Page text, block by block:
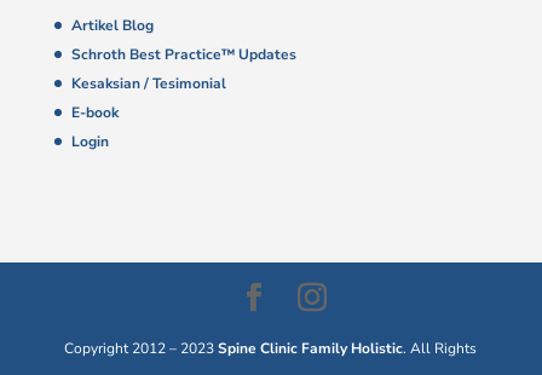
Artikel Blog
Schroth Best Practice™ Updates
Kesaksian / Tesimonial
E-book
Login
Copyright 2012 – 2023Spine Clinic Family Holistic. All Rights